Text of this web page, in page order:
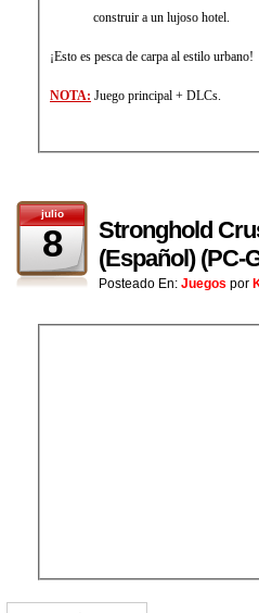
construir a un lujoso hotel.
¡Esto es pesca de carpa al estilo urbano!
NOTA: Juego principal + DLCs.
julio
8
Stronghold
(Español) (PC-
Posteado En: Juegos por